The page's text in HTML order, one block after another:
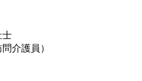
士
介護員）